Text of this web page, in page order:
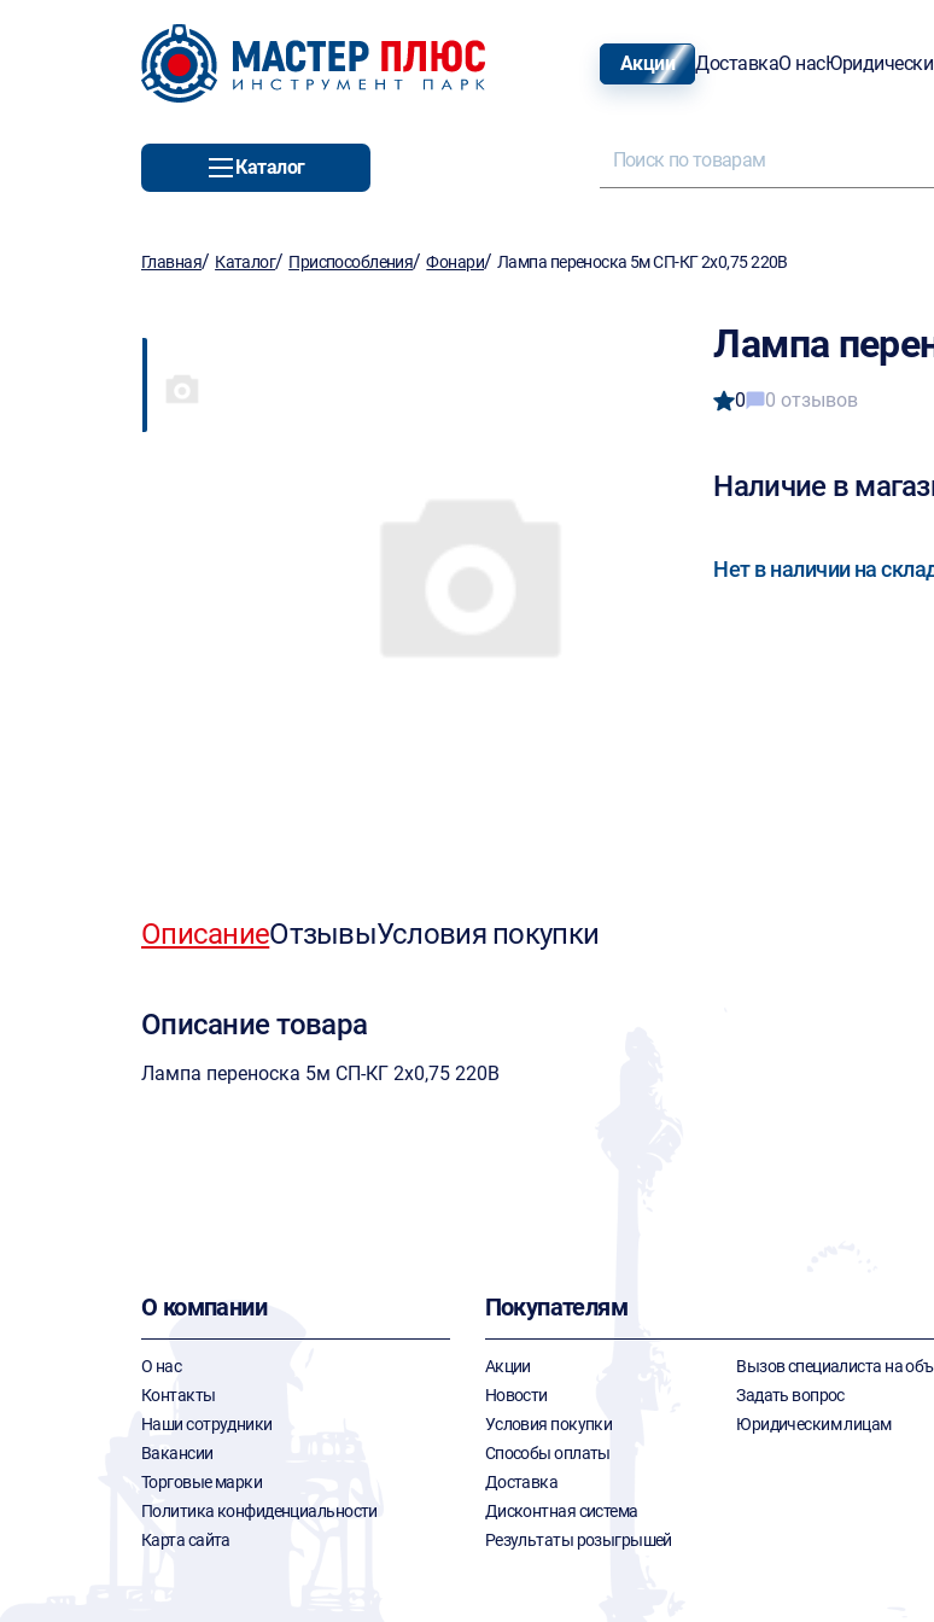
Акции ДоставкаО нас
Каталог
Главная/ Каталог/ Приспособления/Фонари/ Лампа переноска 5м СП-КГ 2х0,75 220В
Лампа
0 0 отзывов
Наличие в
Нет в наличии на
ОписаниеОтзывыУсловия покупки
Описание товара
Лампа переноска 5м СП-КГ 2х0,75 220В
О компании
О нас
Контакты
Наши сотрудники
Вакансии
Торговые марки
Политика конфиденциальности
Карта сайта
Покупателям
Акции
Новости
Условия покупки
Способы оплаты
Доставка
Дисконтная система
Результаты розыгрышей
Вызов специалиста на
Задать вопрос
Юридическим лицам